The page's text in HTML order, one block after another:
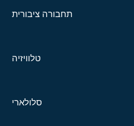
תחבורה ציבורית
טלוויזיה
סלולארי